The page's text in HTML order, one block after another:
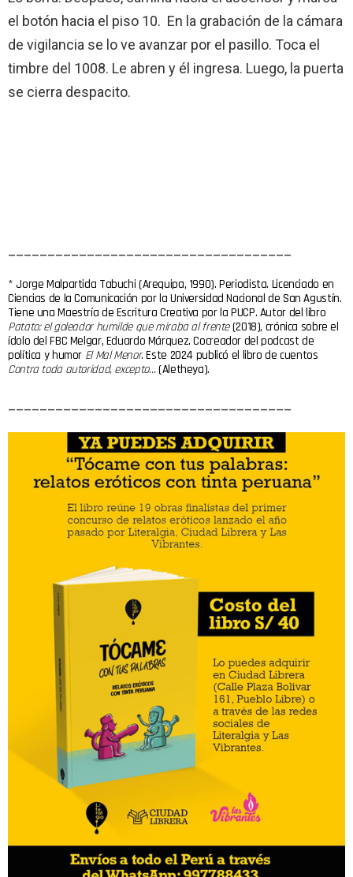
el botón hacia el piso 10. En la grabación de la cámara
de vigilancia se lo ve avanzar por el pasillo. Toca el
timbre del 1008. Le abren y él ingresa. Luego, la puerta
se cierra despacito.
* Jorge Malpartida Tabuchi (Arequipa, 1990). Periodista. Licenciado en
Ciencias de la Comunicación por la Universidad Nacional de San Agustín.
Tiene una Maestría de Escritura Creativa por la PUCP. Autor del libro
Patato: el goleador humilde que miraba al frente(2018), crónica sobre el
ídolo del FBC Melgar, Eduardo Márquez. Cocreador del podcast de
política y humor El Mal Menor. Este 2024 publicó el libro de cuentos
Contra toda autoridad, excepto…(Aletheya).